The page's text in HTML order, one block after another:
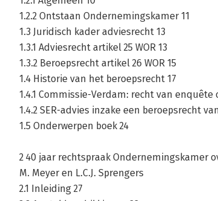
1.2.2 Ontstaan Ondernemingskamer 11
1.3 Juridisch kader adviesrecht 13
1.3.1 Adviesrecht artikel 25 WOR 13
1.3.2 Beroepsrecht artikel 26 WOR 15
1.4 Historie van het beroepsrecht 17
1.4.1 Commissie-Verdam: recht van enquête
1.4.2 SER-advies inzake een beroepsrecht
1.5 Onderwerpen boek 24
2 40 jaar rechtspraak Ondernemingskamer
M. Meyer en L.C.J. Sprengers
2.1 Inleiding 27